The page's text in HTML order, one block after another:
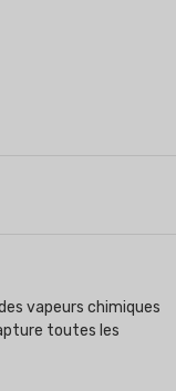
vapeurs chimiques
toutes les